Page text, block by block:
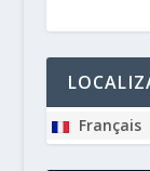
Français